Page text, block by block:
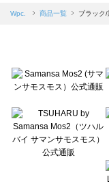
Samansa Mos2 blue（サマ
Te chichi（テチチ）の一覧
Te chichi CLASSIC（テチチ
Lugnoncure（ルノンキュー
BETTY'S BLUE（べティーズ
Wpc.（ワールドパーティー）
Wpc. 商品一覧 ブラック/